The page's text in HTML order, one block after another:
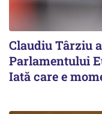
Claudiu Târziu
Parlamentului
Iată care e